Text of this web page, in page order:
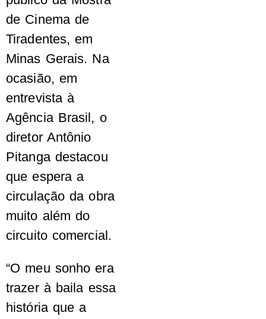
de Cinema de
Tiradentes, em
Minas Gerais. Na
ocasião, em
entrevista à
Agência Brasil, o
diretor Antônio
Pitanga destacou
que espera a
circulação da obra
muito além do
circuito comercial.
“O meu sonho era
trazer à baila essa
história que a